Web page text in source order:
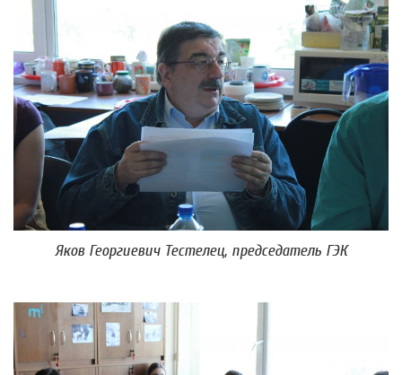
Яков Георгиевич Тестелец, председатель ГЭК